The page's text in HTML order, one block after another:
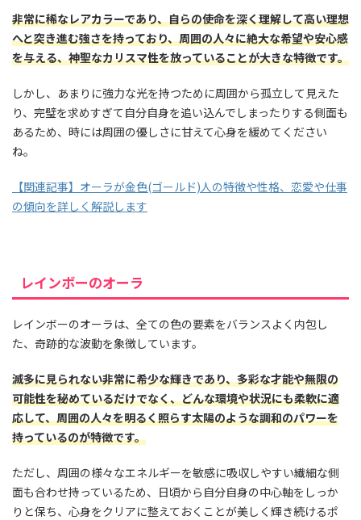
非常に稀なレアカラーであり、自らの使命を深く理解して高い理想
へと突き進む強さを持っており、周囲の人々に絶大な希望や安心感
を与える、神聖なカリスマ性を放っていることが大きな特徴です。
しかし、あまりに強力な光を持つために周囲から孤立して見えた
り、完璧を求めすぎて自分自身を追い込んでしまったりする側面も
あるため、時には周囲の優しさに甘えて心身を緩めてください
ね。
【関連記事】オーラが金色(ゴールド)人の特徴や性格、恋愛や仕事
の傾向を詳しく解説します
レインボーのオーラ
レインボーのオーラは、全ての色の要素をバランスよく内包し
た、奇跡的な波動を象徴しています。
滅多に見られない非常に希少な輝きであり、多彩な才能や無限の
可能性を秘めているだけでなく、どんな環境や状況にも柔軟に適
応して、周囲の人々を明るく照らす太陽のような調和のパワーを
持っているのが特徴です。
ただし、周囲の様々なエネルギーを敏感に吸収しやすい繊細な側
面も合わせ持っているため、日頃から自分自身の中心軸をしっか
りと保ち、心身をクリアに整えておくことが美しく輝き続けるポ